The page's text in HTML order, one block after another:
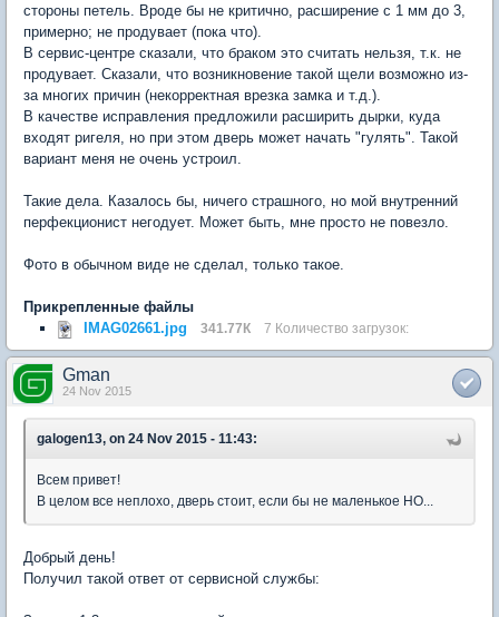
стороны петель. Вроде бы не критично, расширение с 1 мм до 3,
примерно; не продувает (пока что).
В сервис-центре сказали, что браком это считать нельзя, т.к. не
продувает. Сказали, что возникновение такой щели возможно из-
за многих причин (некорректная врезка замка и т.д.).
В качестве исправления предложили расширить дырки, куда
входят ригеля, но при этом дверь может начать "гулять". Такой
вариант меня не очень устроил.
Такие дела. Казалось бы, ничего страшного, но мой внутренний
перфекционист негодует. Может быть, мне просто не повезло.
Фото в обычном виде не сделал, только такое.
Прикрепленные файлы
IMAG02661.jpg
341.77К 7 Количество загрузок:
Gman
24 Nov 2015
galogen13, on 24 Nov 2015 - 11:43:
Всем привет!
В целом все неплохо, дверь стоит, если бы не маленькое НО...
Добрый день!
Получил такой ответ от сервисной службы: